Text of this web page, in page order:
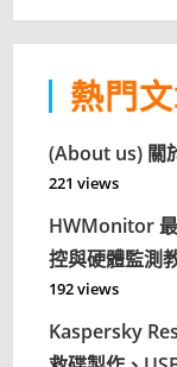
熱門
(About us) 關
221 views
HWMonitor
控與硬體監測
192 views
Kaspersky